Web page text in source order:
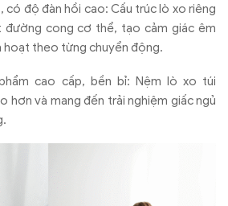
có độđàn hồi cao: Cấu trúc lò xo riêng
đường cong cơ thể, tạo cảm giác êm
hoạt theo từng chuyển động.
cao cấp, bền bỉ: Nệm lò xo túi
hơn và mang đến trải nghiệm giấc ngủ